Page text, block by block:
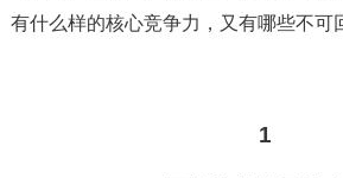
有什么样的核心竞争力，又有哪些不可
1